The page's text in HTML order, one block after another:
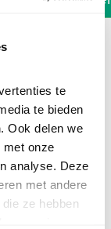
te
te bieden
Ook delen we
met onze
analyse. Deze
met andere
ze hebben